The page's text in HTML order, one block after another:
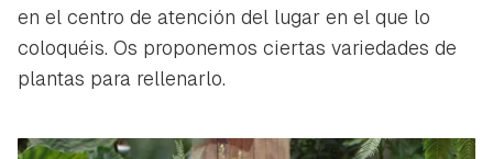
en el centro de atención del lugar en el que lo
coloquéis. Os proponemos ciertas variedades de
plantas para rellenarlo.